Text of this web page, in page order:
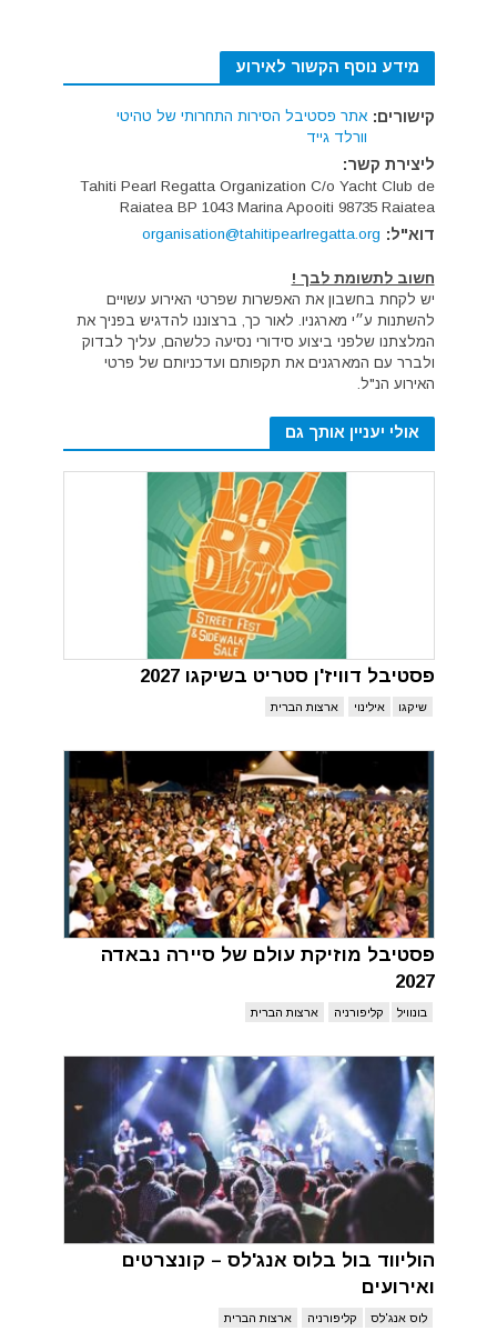
מידע נוסף הקשור לאירוע
קישורים: אתר פסטיבל הסירות התחרותי של טהיטי
וורלד גייד
ליצירת קשר:
Tahiti Pearl Regatta Organization C/o Yacht Club de
Raiatea BP 1043 Marina Apooiti 98735 Raiatea
דוא"ל: organisation@tahitipearlregatta.org
חשוב לתשומת לבך !
יש לקחת בחשבון את האפשרות שפרטי האירוע עשויים
להשתנות ע״י מארגניו. לאור כך, ברצוננו להדגיש בפניך את
המלצתנו שלפני ביצוע סידורי נסיעה כלשהם, עליך לבדוק
ולברר עם המארגנים את תקפותם ועדכניותם של פרטי
האירוע הנ"ל.
אולי יעניין אותך גם
פסטיבל דוויז'ן סטריט בשיקגו 2027
שיקגו אילינוי ארצות הברית
פסטיבל מוזיקת עולם של סיירה נבאדה
2027
בונוויל קליפורניה ארצות הברית
הוליווד בול בלוס אנג'לס – קונצרטים
ואירועים
לוס אנג'לס קליפורניה ארצות הברית